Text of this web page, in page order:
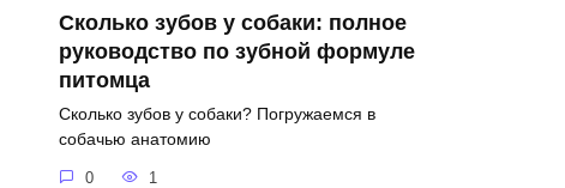
Сколько зубов у собаки: полное
руководство по зубной формуле
питомца
Сколько зубов у собаки? Погружаемся в
собачью анатомию
0 1